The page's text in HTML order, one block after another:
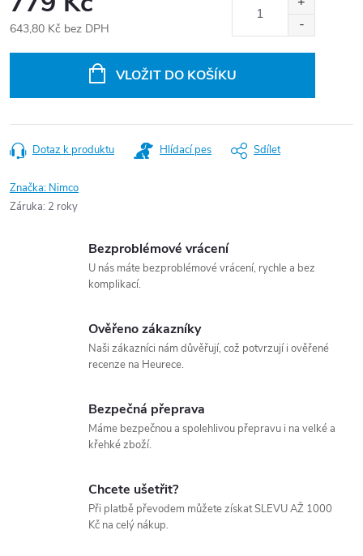
643,80 Kč bez DPH
VLOŽIT DO KOŠÍKU
Dotaz k produktu Hlídací pes Sdílet
Značka: Nimco
Záruka: 2 roky
Bezproblémové vrácení
U nás máte bezproblémové vrácení, rychle a bez
komplikací.
Ověřeno zákazníky
Naši zákazníci nám důvěřují, což potvrzují i ověřené
recenze na Heurece.
Bezpečná přeprava
Máme bezpečnou a spolehlivou přepravu i na velké a
křehké zboží.
Chcete ušetřit?
Při platbě převodem můžete získat SLEVU AŽ 1000
Kč na celý nákup.